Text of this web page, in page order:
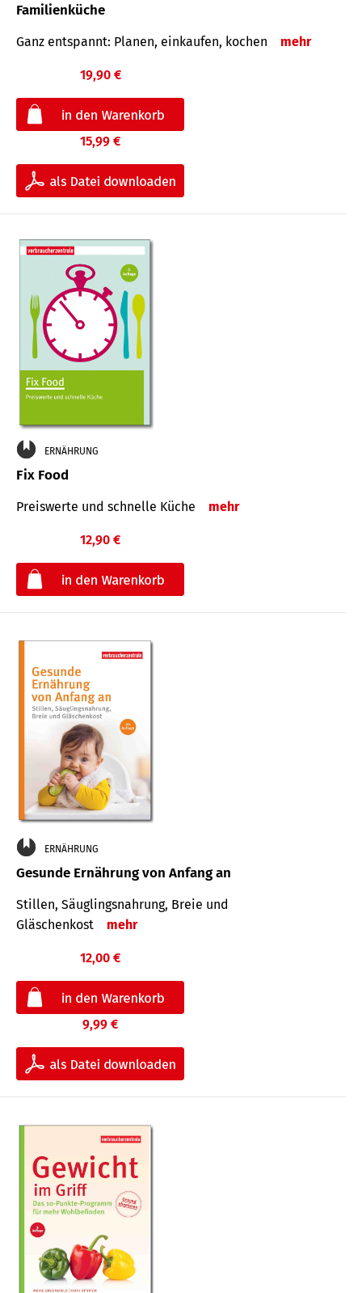
Familienküche
Ganz entspannt: Planen, einkaufen, kochen mehr
19,90 €
15,99 €
ERNÄHRUNG
Fix Food
Preiswerte und schnelle Küche mehr
12,90 €
ERNÄHRUNG
Gesunde Ernährung von Anfang an
Stillen, Säuglingsnahrung, Breie und
Gläschenkost
mehr
12,00 €
9,99 €